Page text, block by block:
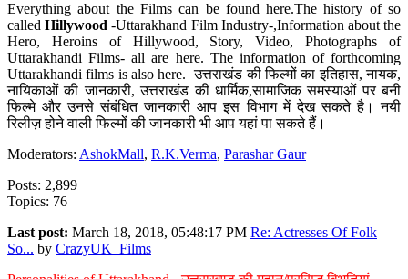
Everything about the Films can be found here.The history of so
calledHillywood-Uttarakhand Film Industry-,Information about the
Hero, Heroins of Hillywood, Story, Video, Photographs of
Uttarakhandi Films- all are here. The information of forthcoming
Uttarakhandi films is also here. उत्तराखंड की फिल्मों का इतिहास, नायक,
नायिकाओं की जानकारी, उत्तराखंड की धार्मिक,सामाजिक समस्याओं पर बनी
फिल्मे और उनसे संबंधित जानकारी आप इस विभाग में देख सकते है। नयी
रिलीज़ होने वाली फिल्मों की जानकारी भी आप यहां पा सकते हैं।
Moderators: AshokMall, R.K.Verma, Parashar Gaur
Posts: 2,899
Topics: 76
Last post: March 18, 2018, 05:48:17 PM Re: Actresses Of Folk
So... by CrazyUK_Films